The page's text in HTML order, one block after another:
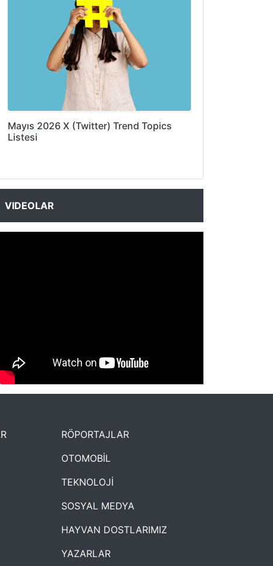
Mayıs 2026 X (Twitter) Trend Topics
Listesi
VIDEOLAR
NYXmag 2. Yaş Kutlama Etkinliği
RÖPORTAJLAR
OTOMOBİL
TEKNOLOJİ
SOSYAL MEDYA
HAYVAN DOSTLARIMIZ
YAZARLAR